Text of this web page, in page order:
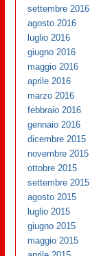
settembre 2016
agosto 2016
luglio 2016
giugno 2016
maggio 2016
aprile 2016
marzo 2016
febbraio 2016
gennaio 2016
dicembre 2015
novembre 2015
ottobre 2015
settembre 2015
agosto 2015
luglio 2015
giugno 2015
maggio 2015